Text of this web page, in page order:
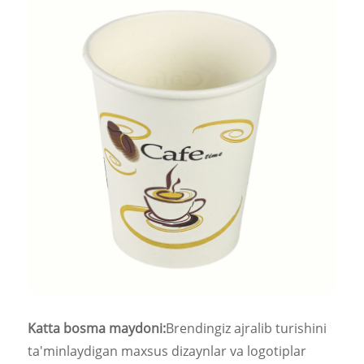
Katta bosma maydoni:Brendingiz ajralib turishini
ta'minlaydigan maxsus dizaynlar va logotiplar